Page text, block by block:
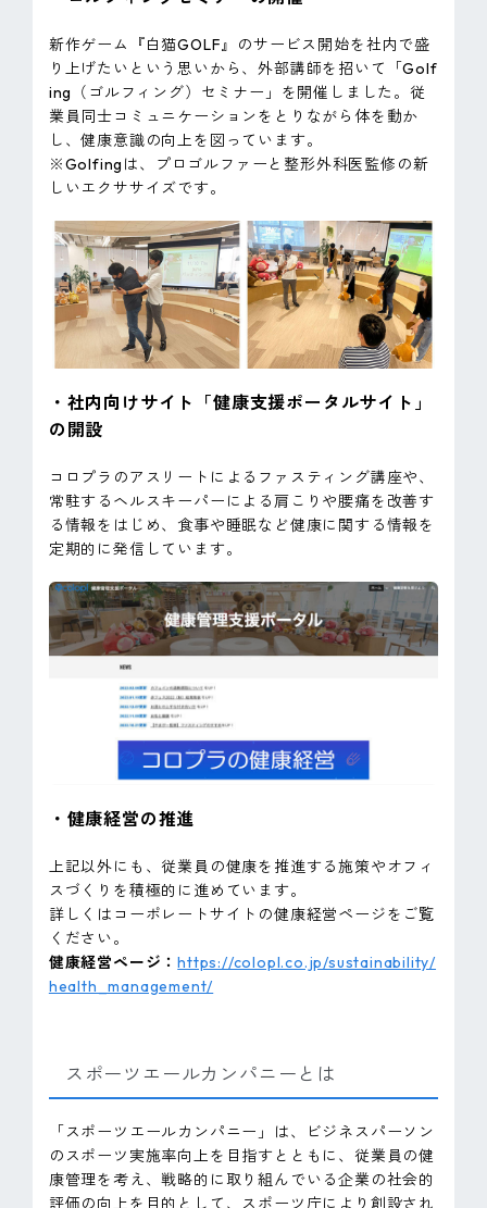
新作ゲーム『白猫GOLF』のサービス開始を社内で盛
り上げたいという思いから、外部講師を招いて「Golf
ing（ゴルフィング）セミナー」を開催しました。従
業員同士コミュニケーションをとりながら体を動か
し、健康意識の向上を図っています。
※Golfingは、プロゴルファーと整形外科医監修の新
しいエクササイズです。
・社内向けサイト「健康支援ポータルサイト」
の開設
コロプラのアスリートによるファスティング講座や、
常駐するヘルスキーパーによる肩こりや腰痛を改善す
る情報をはじめ、食事や睡眠など健康に関する情報を
定期的に発信しています。
・健康経営の推進
上記以外にも、従業員の健康を推進する施策やオフィ
スづくりを積極的に進めています。
詳しくはコーポレートサイトの健康経営ページをご覧
ください。
健康経営ページ：https://colopl.co.jp/sustainability/
health_management/
スポーツエールカンパニーとは
「スポーツエールカンパニー」は、ビジネスパーソン
のスポーツ実施率向上を目指すとともに、従業員の健
康管理を考え、戦略的に取り組んでいる企業の社会的
評価の向上を目的として、スポーツ庁により創設され